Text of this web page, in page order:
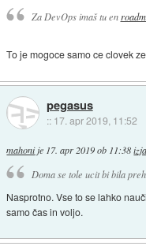
Za DevOps imaš tu en
To je mogoce samo ce clovek
pegasus
:: 17. apr 2019, 11:52
mahonije 17. apr 2019 ob 11:38
Doma se tole ucit bi bila
Nasprotno. Vse to se lahko
samo čas in voljo.